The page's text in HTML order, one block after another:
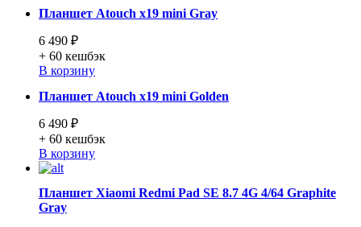
Планшет Atouch x19 mini Gray
6 490 ₽
+ 60 кешбэк
В корзину
Планшет Atouch x19 mini Golden
6 490 ₽
+ 60 кешбэк
В корзину
Планшет Xiaomi Redmi Pad SE 8.7 4G 4/64 Graphite
Gray